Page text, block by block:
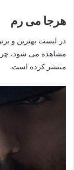
هرجا می رم
در لیست بهترین و
مشاهده می شود،
منتشر کرده است.